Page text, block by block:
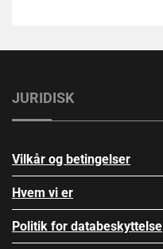
JURIDISK
Vilkår og betingelser
Hvem vi er
Politik for databeskyttelse